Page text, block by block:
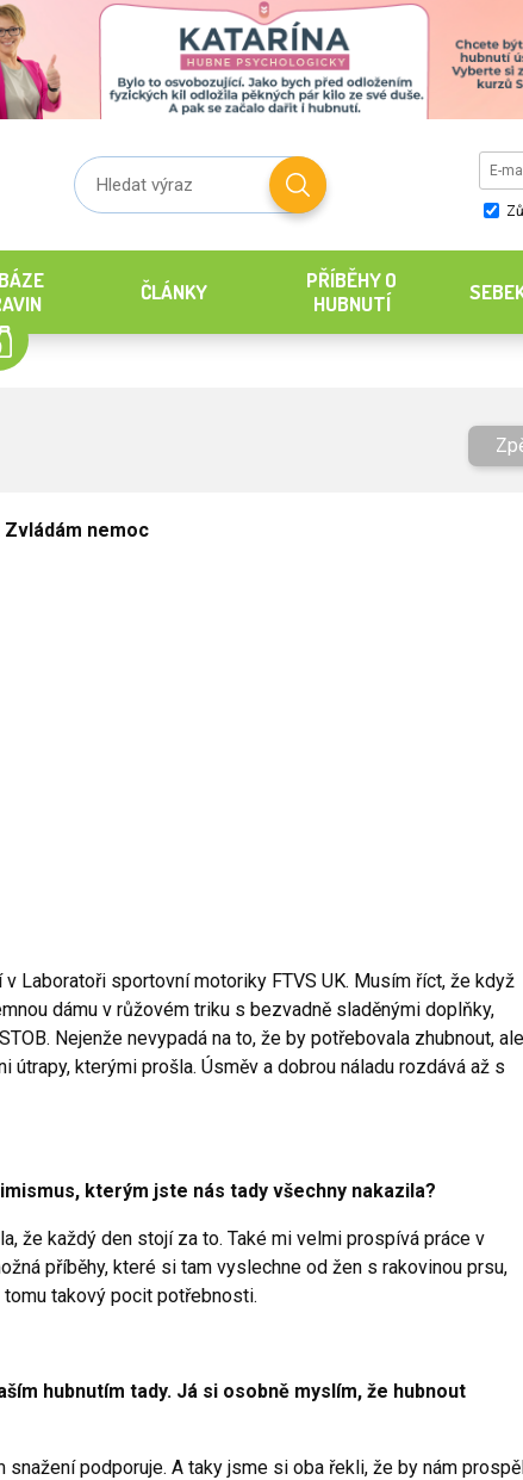
ČLÁNKY
PŘÍBĚHY O
HUBNUTÍ
Zvládám nemoc
Laboratoři sportovní motoriky FTVS UK. Musím říct, že když
dámu v růžovém triku s bezvadně sladěnými doplňky,
Nejenže nevypadá na to, že by potřebovala zhubnout, ale
kterými prošla. Úsměv a dobrou náladu rozdává až s
kterým jste nás tady všechny nakazila?
že každý den stojí za to. Také mi velmi prospívá práce v
příběhy, které si tam vyslechne od žen s rakovinou prsu,
takový pocit potřebnosti.
hubnutím tady. Já si osobně myslím, že hubnout
snažení podporuje. A taky jsme si oba řekli, že by nám